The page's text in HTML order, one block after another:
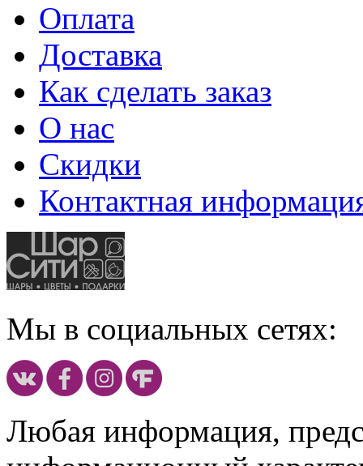
Оплата
Доставка
Как сделать заказ
О нас
Скидки
Контактная
Мы в социальных сетях:
Любая информация,